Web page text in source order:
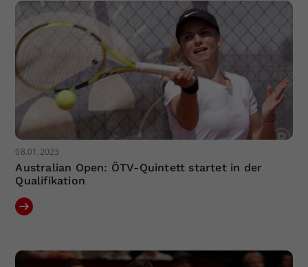
08.01.2023
Australian Open: ÖTV-Quintett startet in der
Qualifikation